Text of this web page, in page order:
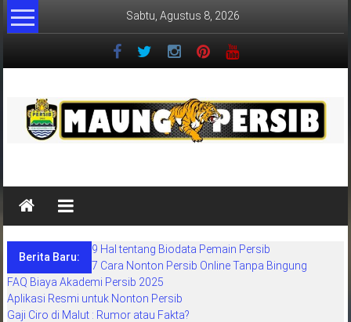
Lompat
ke
Sabtu, Agustus 8, 2026
Maung
Persib
situs
berita
khusus
sepakbola
Berita Baru:
9 Hal tentang Biodata Pemain Persib
7 Cara Nonton Persib Online Tanpa Bingung
FAQ Biaya Akademi Persib 2025
Aplikasi Resmi untuk Nonton Persib
Gaji Ciro di Malut : Rumor atau Fakta?